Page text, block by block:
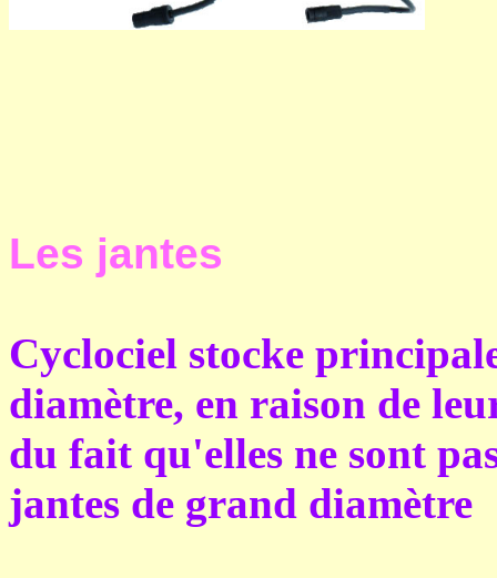
Les jantes
Cyclociel stocke
diamètre, en raison de
du fait qu'elles ne sont
jantes de grand diamètre